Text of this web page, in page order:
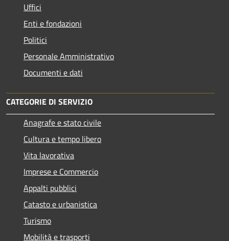
Uffici
Enti e fondazioni
Politici
Personale Amministrativo
Documenti e dati
CATEGORIE DI SERVIZIO
Anagrafe e stato civile
Cultura e tempo libero
Vita lavorativa
Imprese e Commercio
Appalti pubblici
Catasto e urbanistica
Turismo
Mobilità e trasporti